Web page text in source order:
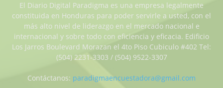
El Diario Digital Paradigma es una empresa legalmente
constituida en Honduras para poder servirle a usted, con el
más alto nivel de liderazgo en el mercado nacional e
internacional y sobre todo con eficiencia y eficacia. Edificio
Los Jarros Boulevard Morazan el 4to Piso Cubiculo #402 Tel:
(504) 2231-3303 / (504) 9522-3307
Contáctanos: paradigmaencuestadora@gmail.com